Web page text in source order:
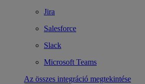
Jira
Salesforce
Slack
Microsoft Teams
Az összes integráció megtekintése